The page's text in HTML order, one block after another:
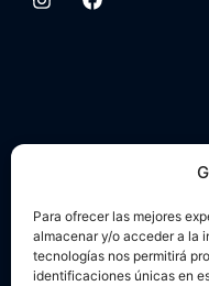
Para ofrecer las mejores
almacenar y/o acceder a la
tecnologías nos permitirá
identificaciones únicas en